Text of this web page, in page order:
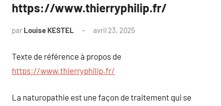
https://www.thierryphilip.fr/
par Louise KESTEL avril 23, 2025
Texte de référence à propos de
https://www.thierryphilip.fr/
La naturopathie est une façon de traitement qui se